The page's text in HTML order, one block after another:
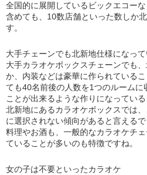
全国的に展開しているビックエコー
含めても、10数店舗といった数しか
す。
大手チェーンでも北新地仕様になって
大手カラオケボックスチェーンでも
か、内装などは豪華に作られている
ても40名前後の人数を1つのルーム
ことが出来るような作りになっている
北新地にあるカラオケボックスでは
に選択されない傾向があると言えるで
料理やお酒も、一般的なカラオケチ
ていることが多いのも特徴ですね。
女の子は不要といったカラオケ